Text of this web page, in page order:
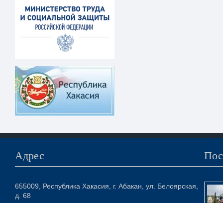
Адрес
655009, Республика Хакасия, г. Абакан, ул. Белоярская,
д. 68